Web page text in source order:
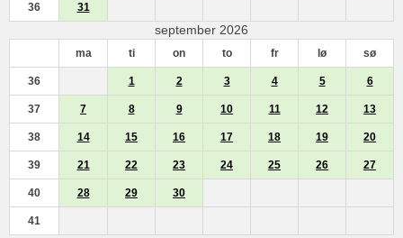
36 31
september 2026
ma ti on to fr lø sø
36 1 2 3 4 5 6
37 7 8 9 10 11 12 13
38 14 15 16 17 18 19 20
39 21 22 23 24 25 26 27
40 28 29 30
41